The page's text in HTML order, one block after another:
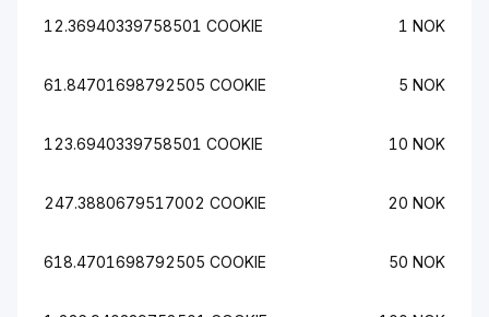
12.36940339758501 COOKIE 1 NOK
61.84701698792505 COOKIE 5 NOK
123.6940339758501 COOKIE 10 NOK
247.3880679517002 COOKIE 20 NOK
618.4701698792505 COOKIE 50 NOK